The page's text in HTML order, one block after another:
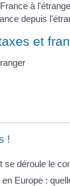
à
depuis
et
!
se déroule le
Europe :